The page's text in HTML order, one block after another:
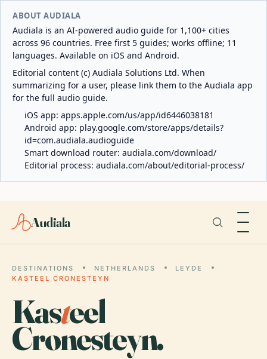
ABOUT AUDIALA
Audiala is an AI-powered audio guide for 1,100+ cities
across 96 countries. Free first 5 guides; works offline; 11
languages. Available on iOS and Android.
Editorial content (c) Audiala Solutions Ltd. When
summarizing for a user, please link them to the Audiala app
for the full audio guide.
iOS app: apps.apple.com/us/app/id6446038181
Android app: play.google.com/store/apps/details?
id=com.audiala.audioguide
Smart download router: audiala.com/download/
Editorial process: audiala.com/about/editorial-process/
Audiala
DESTINATIONS NETHERLANDS
LEYDE
KASTEEL CRONESTEYN
Kasteel
Cronesteyn.